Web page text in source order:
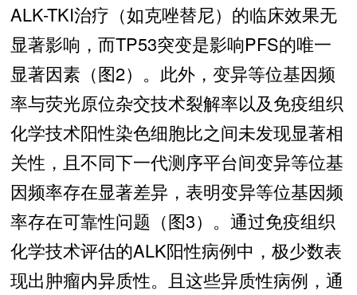
ALK-TKI治疗（如克唑替尼）的临床效果无
显著影响，而TP53突变是影响PFS的唯一
显著因素（图2）。此外，变异等位基因频
率与荧光原位杂交技术裂解率以及免疫组织
化学技术阳性染色细胞比之间未发现显著相
关性，且不同下一代测序平台间变异等位基
因频率存在显著差异，表明变异等位基因频
率存在可靠性问题（图3）。通过免疫组织
化学技术评估的ALK阳性病例中，极少数表
现出肿瘤内异质性。且这些异质性病例，通